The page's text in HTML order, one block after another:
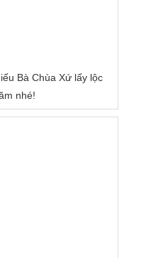
Bà Chùa Xứ lấy lộc
nhé!